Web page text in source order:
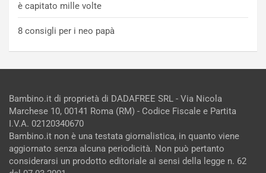
è capitato mille volte
8 consigli per i neo papà
Bambino.it di proprietà di DADAFREE SRL - Via Nicola
Marchese 10, 00141 Roma (RM) - Codice Fiscale e Partita
I.V.A. 02120340670
Bambino.it non è una testata giornalistica, in quanto viene
aggiornato senza alcuna periodicità. Non può pertanto
considerarsi un prodotto editoriale ai sensi della legge n. 62